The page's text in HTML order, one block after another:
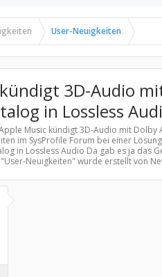
User-Neuigkeiten
3D-Audio
in Lossless
Music kündigt 3D-Audio mit Dolby
im SysProfile Forum bei einer
in Lossless Audio Da gab es ja das
User-Neuigkeiten" wurde erstellt von